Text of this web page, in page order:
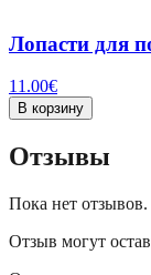
Лопасти для
11.00€
В корзину
Отзывы
Пока нет
Отзыв могут